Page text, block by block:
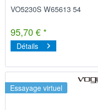
VO5230S W65613 54
95,70 € *
Détails
Essayage virtuel